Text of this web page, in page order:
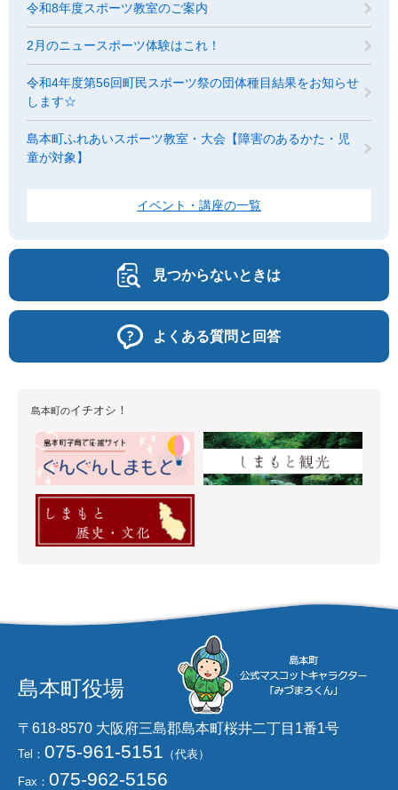
令和8年度スポーツ教室のご案内
2月のニュースポーツ体験はこれ！
令和4年度第56回町民スポーツ祭の団体種目結果をお知らせ
します☆
島本町ふれあいスポーツ教室・大会【障害のあるかた・児
童が対象】
イベント・講座の一覧
見つからないときは
よくある質問と回答
島本町のイチオシ！
島本町役場
〒618-8570 大阪府三島郡島本町桜井二丁目1番1号
Tel： 075-961-5151 （代表）
Fax： 075-962-5156